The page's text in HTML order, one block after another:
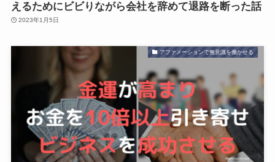
えるためにビビりながら会社を辞めて退路を断った話
2023年1月5日
アファメーションで無意識を働かせる